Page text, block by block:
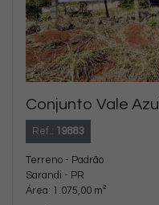
Conjunto Vale Azul
Ref.: 19883
Terreno - Padrão
Sarandi - PR
Área: 1.075,00 m²